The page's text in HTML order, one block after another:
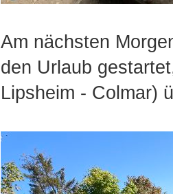
Am nächsten
den Urlaub
Lipsheim - Colmar)